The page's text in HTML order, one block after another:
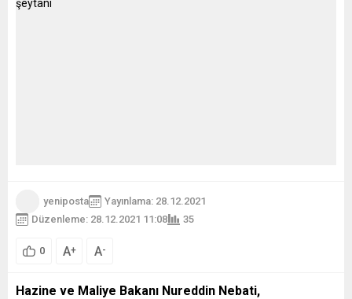
yeniposta
Yayınlama: 28.12.2021
Düzenleme: 28.12.2021 11:08
35
0 A+ A-
Hazine ve Maliye Bakanı Nureddin Nebati,